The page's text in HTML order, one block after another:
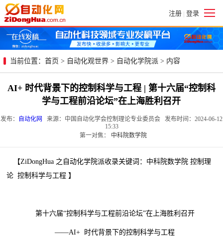
注册 | 登录
当前位置： 首页 > 自动化观世界 > 自动化学院派 > 内容
AI+ 时代背景下的控制科学与工程 | 第十六届“控制科
学与工程前沿论坛”在上海胜利召开
发布： 自动化网
来源：中国自动化学会控制理论专业委员会 发布时间：2024-06-12
15:33
第一对焦：
中科院数学院
【ZiDongHua 之自动化学院派收录关键词：中科院数学院 控制理
论 控制科学与工程 】
第十六届“控制科学与工程前沿论坛”在上海胜利召开
——AI+ 时代背景下的控制科学与工程